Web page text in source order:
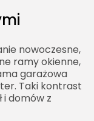
nowoczesne,
ramy okienne,
garażowa
Taki kontrast
i domów z